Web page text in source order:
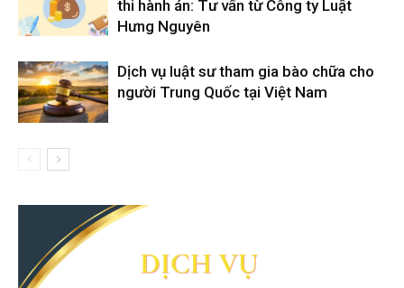
thi hành án: Tư vấn từ Công ty Luật
Hưng Nguyên
Dịch vụ luật sư tham gia bào chữa cho
người Trung Quốc tại Việt Nam